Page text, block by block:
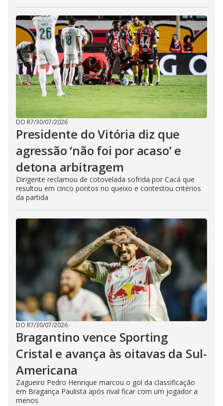
DO R7/30/07/2026
Presidente do Vitória diz que
agressão ‘não foi por acaso’ e
detona arbitragem
Dirigente reclamou de cotovelada sofrida por Cacá que
resultou em cinco pontos no queixo e contestou critérios
da partida
DO R7/30/07/2026
Bragantino vence Sporting
Cristal e avança às oitavas da Sul-
Americana
Zagueiro Pedro Henrique marcou o gol da classificação
em Bragança Paulista após rival ficar com um jogador a
menos